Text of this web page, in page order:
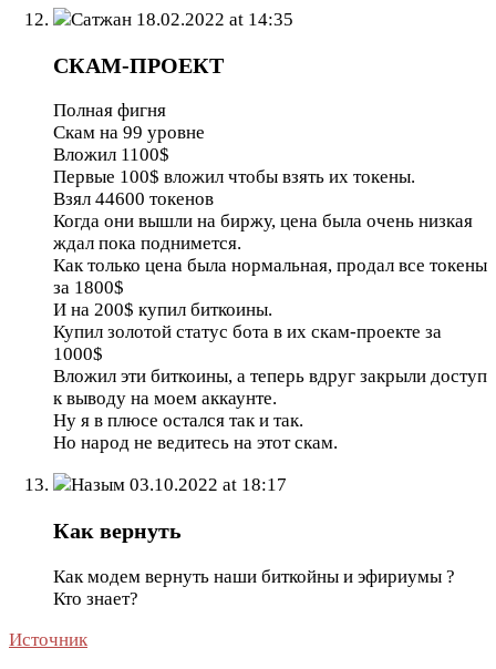
Сатжан 18.02.2022 at 14:35
СКАМ-ПРОЕКТ
Полная фигня
Скам на 99 уровне
Вложил 1100$
Первые 100$ вложил чтобы взять их токены.
Взял 44600 токенов
Когда они вышли на биржу, цена была очень низкая
ждал пока поднимется.
Как только цена была нормальная, продал все токены
за 1800$
И на 200$ купил биткоины.
Купил золотой статус бота в их скам-проекте за
1000$
Вложил эти биткоины, а теперь вдруг закрыли доступ
к выводу на моем аккаунте.
Ну я в плюсе остался так и так.
Но народ не ведитесь на этот скам.
Назым 03.10.2022 at 18:17
Как вернуть
Как модем вернуть наши биткойны и эфириумы ?
Кто знает?
Источник